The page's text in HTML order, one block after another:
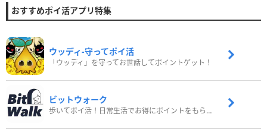
おすすめポイ活アプリ特集
ウッディ‐守ってポイ活
「ウッディ」を守ってお世話してポイントゲット！
ビットウォーク
歩いてポイ活！日常生活でお得にポイントをもらおう